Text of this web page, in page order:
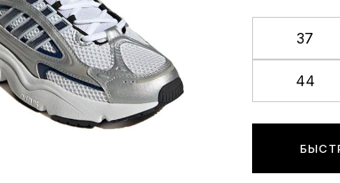
37
44